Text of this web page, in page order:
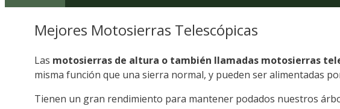
Mejores Motosierras Telescópicas
Las motosierras de altura o también llamadas motosierras
misma función que una sierra normal, y pueden ser alimentadas
Tienen un gran rendimiento para mantener podados nuestros